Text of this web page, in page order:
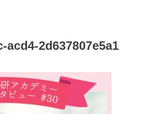
acd4-2d637807e5a1